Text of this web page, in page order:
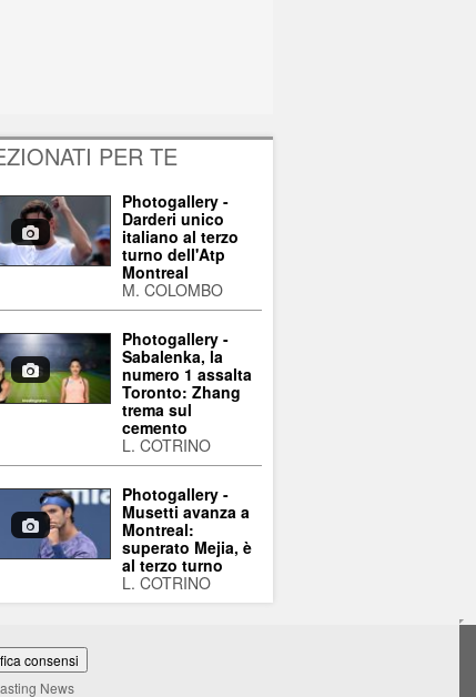
PER TE
Photogallery -
Darderi unico
italiano al terzo
turno dell'Atp
Montreal
M. COLOMBO
Photogallery -
Sabalenka, la
numero 1 assalta
Toronto: Zhang
trema sul
cemento
L. COTRINO
Photogallery -
Musetti avanza a
Montreal:
superato Mejia, è
al terzo turno
L. COTRINO
consensi
News